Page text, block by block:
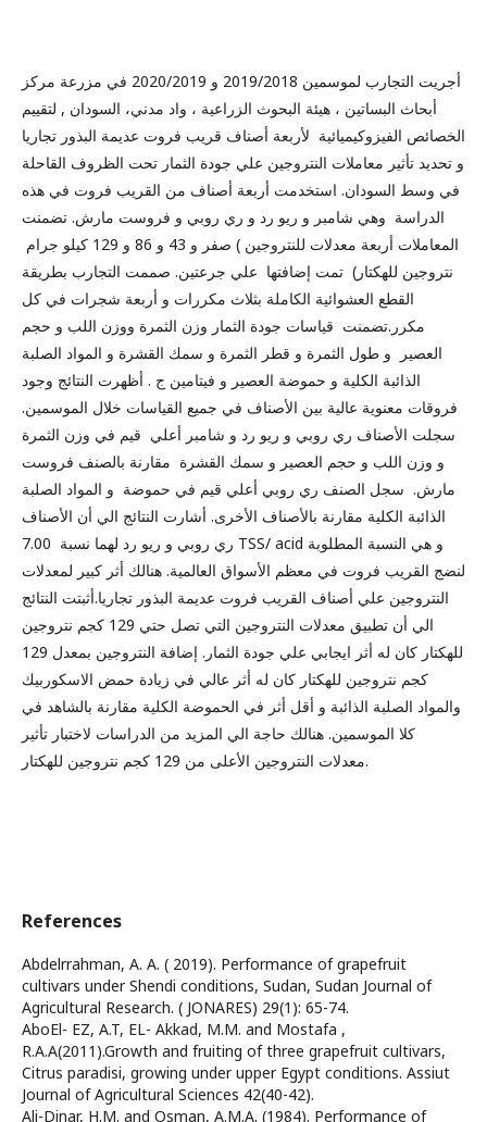
أجريت التجارب لموسمين 2019/2018 و 2020/2019 في مزرعة مركز
أبحاث البساتين ، هيئة البحوث الزراعية ، واد مدني، السودان , لتقييم
الخصائص الفيزوكيميائية لأربعة أصناف قريب فروت عديمة البذور تجاريا
و تحديد تأثير معاملات النتروجين علي جودة الثمار تحت الظروف القاحلة
في وسط السودان. استخدمت أربعة أصناف من القريب فروت في هذه
الدراسة وهي شامبر و ريو رد و ري روبي و فروست مارش. تضمنت
المعاملات أربعة معدلات للنتروجين ) صفر و 43 و 86 و 129 كيلو جرام
نتروجين للهكتار) تمت إضافتها علي جرعتين. صممت التجارب بطريقة
القطع العشوائية الكاملة بثلاث مكررات و أربعة شجرات في كل
مكرر.تضمنت قياسات جودة الثمار وزن الثمرة ووزن اللب و حجم
العصير و طول الثمرة و قطر الثمرة و سمك القشرة و المواد الصلبة
الذائبة الكلية و حموضة العصير و فيتامين ج . أظهرت النتائج وجود
فروقات معنوية عالية بين الأصناف في جميع القياسات خلال الموسمين.
سجلت الأصناف ري روبي و ريو رد و شامبر أعلي قيم في وزن الثمرة
و وزن اللب و حجم العصير و سمك القشرة مقارنة بالصنف فروست
مارش. سجل الصنف ري روبي أعلي قيم في حموضة و المواد الصلبة
الذائبة الكلية مقارنة بالأصناف الأخرى. أشارت النتائج الي أن الأصناف
ري روبي و ريو رد لهما نسبة 7.00 TSS/ acid و هي النسبة المطلوبة
لنضج القريب فروت في معظم الأسواق العالمية. هنالك أثر كبير لمعدلات
النتروجين علي أصناف القريب فروت عديمة البذور تجاريا.أثبتت النتائج
الي أن تطبيق معدلات النتروجين التي تصل حتي 129 كجم نتروجين
للهكتار كان له أثر ايجابي علي جودة الثمار. إضافة النتروجين بمعدل 129
كجم نتروجين للهكتار كان له أثر عالي في زيادة حمض الاسكوربيك
والمواد الصلبة الذائبة و أقل أثر في الحموضة الكلية مقارنة بالشاهد في
كلا الموسمين. هنالك حاجة الي المزيد من الدراسات لاختبار تأثير
معدلات النتروجين الأعلى من 129 كجم نتروجين للهكتار.
References
Abdelrrahman, A. A. ( 2019). Performance of grapefruit
cultivars under Shendi conditions, Sudan, Sudan Journal of
Agricultural Research. ( JONARES) 29(1): 65-74.
AboEl- EZ, A.T, EL- Akkad, M.M. and Mostafa ,
R.A.A(2011).Growth and fruiting of three grapefruit cultivars,
Citrus paradisi, growing under upper Egypt conditions. Assiut
Journal of Agricultural Sciences 42(40-42).
Ali-Dinar, H.M. and Osman, A.M.A. (1984). Performance of